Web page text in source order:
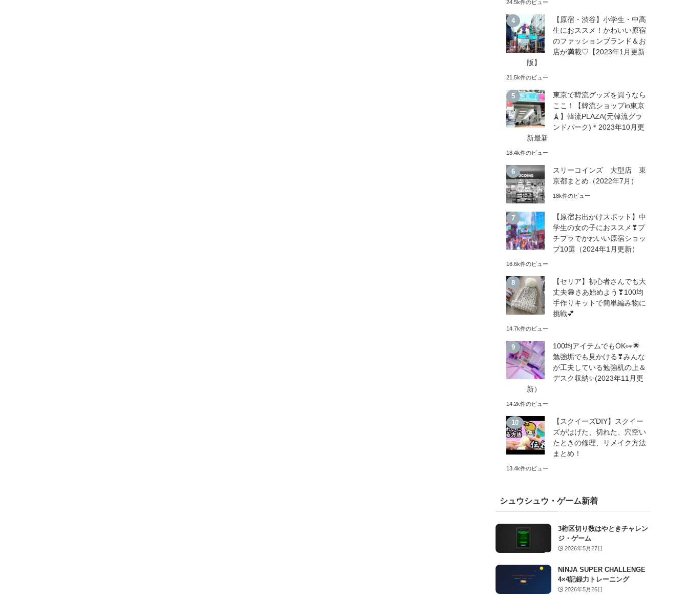
24.5k件のビュー
【原宿・渋谷】小学生・中高
生におススメ！かわいい原宿
のファッションブランド＆お
店が満載♡【2023年1月更新
版】
21.5k件のビュー
東京で韓流グッズを買うなら
ここ！【韓流ショップin東京
🗼】韓流PLAZA(元韓流グラ
ンドパーク)＊2023年10月更
新最新
18.4k件のビュー
スリーコインズ 大型店 東
京都まとめ（2022年7月）
18k件のビュー
【原宿お出かけスポット】中
学生の女の子におススメ❣プ
チプラでかわいい原宿ショッ
プ10選（2024年1月更新）
16.6k件のビュー
【セリア】初心者さんでも大
丈夫😁さあ始めよう❣100均
手作りキットで簡単編み物に
挑戦💕
14.7k件のビュー
100均アイテムでもOK👀🌟
勉強垢でも見かける❣みんな
が工夫している勉強机の上＆
デスク収納✨(2023年11月更
新）
14.2k件のビュー
【スクイーズDIY】スクイー
ズがはげた、切れた、穴空い
たときの修理、リメイク方法
まとめ！
13.4k件のビュー
シュウシュウ・ゲーム新着
3桁区切り数はやときチャレン
ジ・ゲーム
2026年5月27日
NINJA SUPER CHALLENGE
4×4記録力トレーニング
2026年5月26日